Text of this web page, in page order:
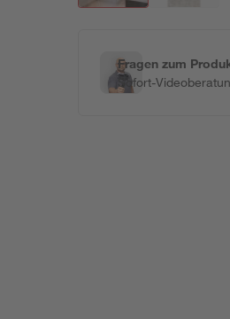
Fragen zum
Sofort-